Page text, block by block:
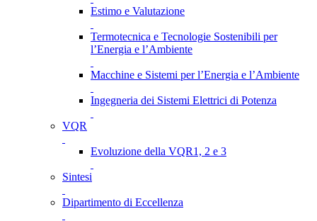
Estimo e Valutazione
Termotecnica e Tecnologie Sostenibili per
l’Energia e l’Ambiente
Macchine e Sistemi per l’Energia e l’Ambiente
Ingegneria dei Sistemi Elettrici di Potenza
VQR
Evoluzione della VQR1, 2 e 3
Sintesi
Dipartimento di Eccellenza